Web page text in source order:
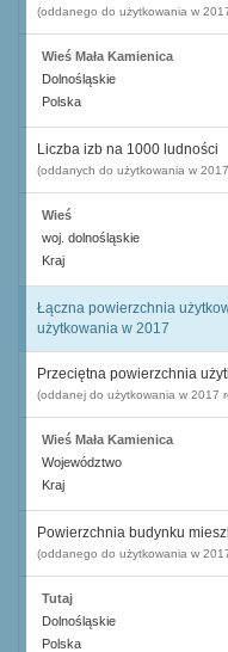
(oddanego do użytkowania w
Wieś Mała Kamienica
Dolnośląskie
Polska
Liczba izb na 1000 ludności
(oddanych do użytkowania w
Wieś
woj. dolnośląskie
Kraj
Łączna powierzchnia
użytkowania w 2017
Przeciętna powierzchnia
(oddanej do użytkowania w 2017
Wieś Mała Kamienica
Województwo
Kraj
Powierzchnia budynku
(oddanego do użytkowania w
Tutaj
Dolnośląskie
Polska